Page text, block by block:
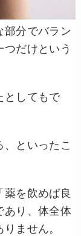
部分でバラン
だけという
としてもで
といったこ
薬を飲めば良
あり、体全体
ません。